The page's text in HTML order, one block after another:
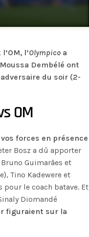
l’Olympico a
oussa Dembélé ont
du soir (2-
OM
forces en présence
Bosz a dû apporter
Guimarães et
Tino Kadewere et
le coach batave. Et
Diomandé
figuraient sur la